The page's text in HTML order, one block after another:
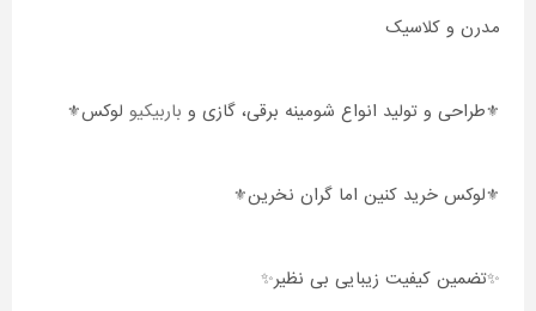
مدرن و کلاسیک
⚜️طراحی و تولید انواع شومینه برقی، گازی و باربیکیو لوکس⚜️
⚜️لوکس خرید کنین اما گران نخرین⚜️
✨تضمین کیفیت زیبایی بی نظیر✨